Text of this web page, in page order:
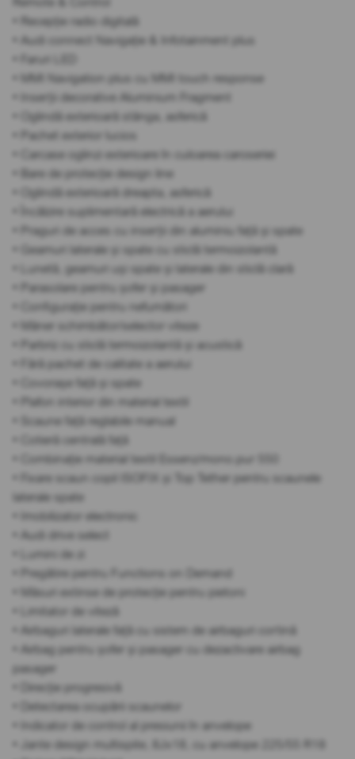
• Recepție radio digitală
• Audi connect Navigație & Infotainment plus
• Faruri LED
• MMI Navigation plus cu MMI touch response
• Inserții decorative Aluminium Fragment
• Oglindă exterioară stânga, asferică
• Pachet exterior lucios
• Carcase oglinzi exterioare în culoarea caroseriei
• Bare de protecție design line
• Oglindă exterioară dreapta, asferică
• Încălzire suplimentară electrică a aerului
• Praguri de acces cu inserții din aluminiu față și spate
• Geamuri laterale și spate cu sticlă termoizolantă
• Lunetă, geamuri uși spate și laterale din sticlă clară
• Parasolare pentru șofer și pasager
• Configurație pentru nefumători
• Mâner schimbător/selector viteze
• Parbriz cu sticlă termoizolantă și acustică
• Fără pachet de calitate a aerului
• Covorașe față și spate
• Plafon interior din material textil
• Scaune față reglabile manual
• Cotieră centrală față
• Combinație material textil Essenz/mono.pur 550
• Fixare scaun copil ISOFIX și Top Tether pentru scaunele
laterale spate
• Imobilizator electronic
• Audi drive select
• Lumini de zi
• Pregătire pentru Functions on Demand
• Măsuri extinse de protecție pentru pietoni
• Limitator de viteză
• Airbaguri laterale față cu sistem de airbaguri cortină
• Airbag pentru șofer și pasager cu dezactivare airbag
pasager
• Direcție progresivă
• Detectarea ocupării scaunelor
• Indicator de control al presiunii în anvelope
• Jante design multispite, 8Jx18, cu anvelope 225/55 R18